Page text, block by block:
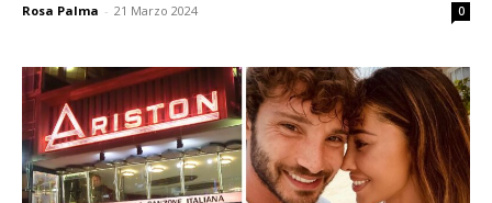
Rosa Palma - 21 Marzo 2024 0